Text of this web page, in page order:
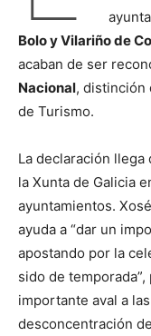
Bolo y Vilariño de
acaban de ser
Nacional, distinción
de Turismo.
La declaración
la Xunta de Galicia
ayuntamientos.
ayuda a “dar un
apostando por la
sido de
importante aval a
desconcentración